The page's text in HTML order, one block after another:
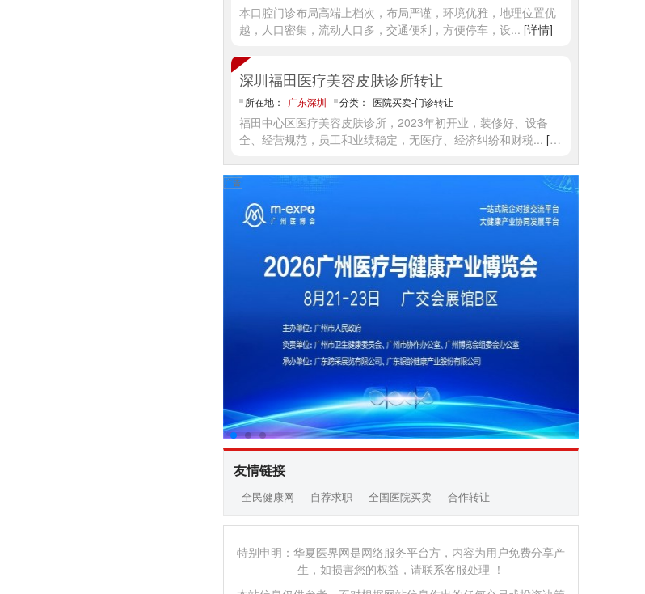
本口腔门诊布局高端上档次，布局严谨，环境优雅，地理位置优
越，人口密集，流动人口多，交通便利，方便停车，设... [详情]
深圳福田医疗美容皮肤诊所转让
所在地： 广东深圳 分类： 医院买卖-门诊转让
福田中心区医疗美容皮肤诊所，2023年初开业，装修好、设备
全、经营规范，员工和业绩稳定，无医疗、经济纠纷和财税... [详
友情链接
全民健康网 自荐求职 全国医院买卖 合作转让
特别申明：华夏医界网是网络服务平台方，内容为用户免费分享产
生，如损害您的权益，请联系客服处理 ！